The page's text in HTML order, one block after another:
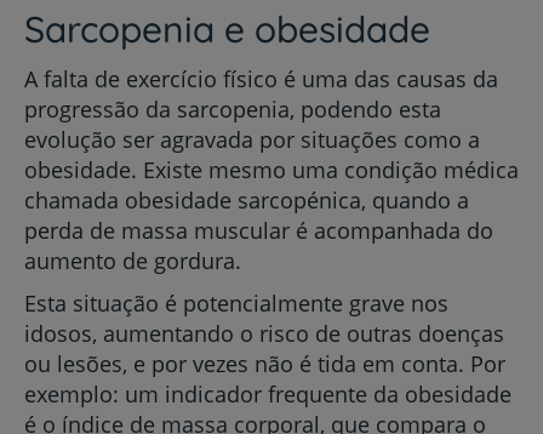
Sarcopenia e obesidade
A falta de exercício físico é uma das causas da
progressão da sarcopenia, podendo esta
evolução ser agravada por situações como a
obesidade. Existe mesmo uma condição médica
chamada obesidade sarcopénica, quando a
perda de massa muscular é acompanhada do
aumento de gordura.
Esta situação é potencialmente grave nos
idosos, aumentando o risco de outras doenças
ou lesões, e por vezes não é tida em conta. Por
exemplo: um indicador frequente da obesidade
é o índice de massa corporal, que compara o